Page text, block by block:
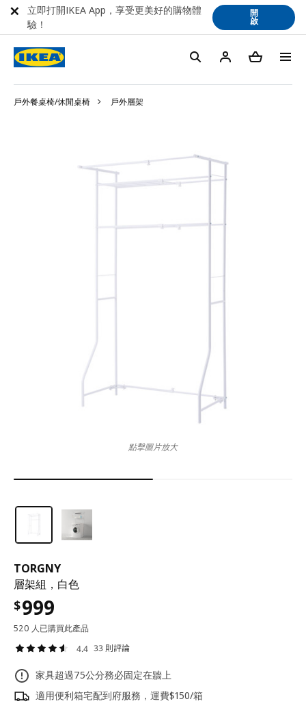
戶外餐桌椅/休閒桌椅 戶外層架
TORGNY
層架組，白色
$999
520 人已購買此產品
4.4 33 則評論
家具超過75公分務必固定在牆上
適用便利箱宅配到府服務，運費$150/箱
點擊圖片放大
立即打開IKEA App，享受更美好的購物體
驗！
開
啟